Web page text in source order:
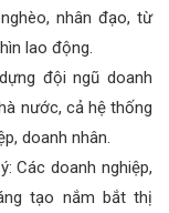
nhân đạo, từ
lao động.
đội ngũ doanh
nước, cả hệ thống
doanh nhân.
Các doanh nghiệp,
tạo nắm bắt thị